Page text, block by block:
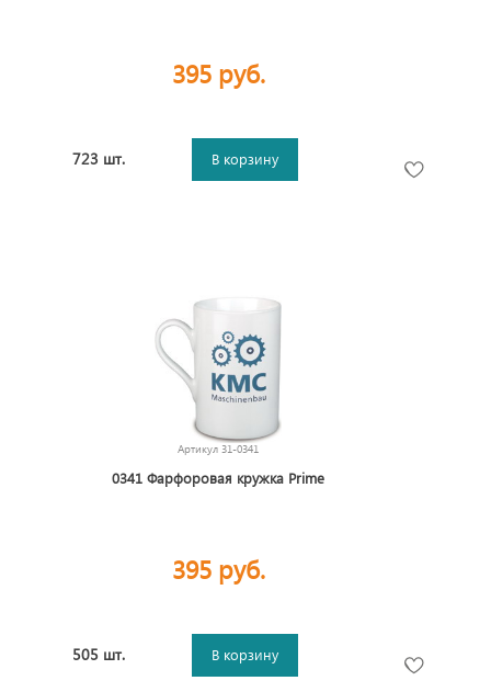
395 руб.
723 шт. В корзину
Артикул 31-0341
0341 Фарфоровая кружка Prime
395 руб.
505 шт. В корзину